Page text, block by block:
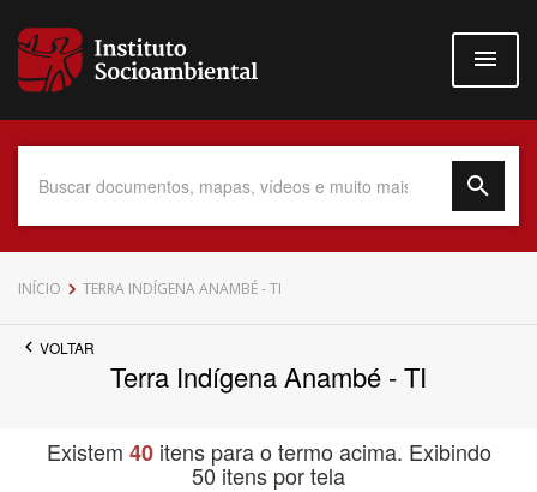
para
conteúdo
Data do Documento
INÍCIO TERRA INDÍGENA ANAMBÉ - TI
VOLTAR
Terra Indígena Anambé - TI
Existem 40itens para o termo acima. Exibindo
50 itens por tela